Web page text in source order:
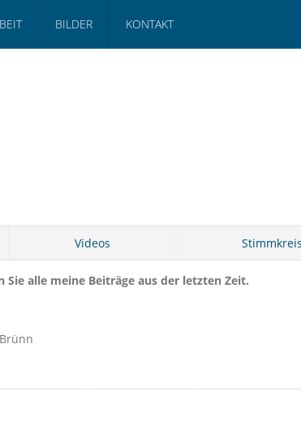
BILDER KONTAKT
Videos
alle meine Beiträge aus der letzten Zeit.